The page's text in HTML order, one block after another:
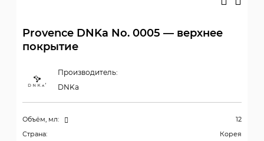
Provence DNKa No. 0005 — верхнее
покрытие
Производитель:
DNKa
Объём, мл:
12
Страна:
Корея